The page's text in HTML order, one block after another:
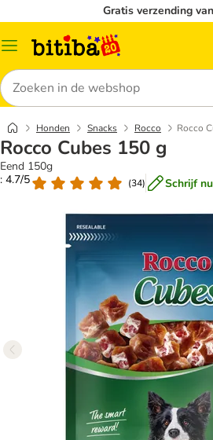
Gratis verzending
Catalogusmenu
Zoeken
Honden Snacks Rocco Rocco
Rocco Cubes 150 g
Eend 150g
: 4.7/5
(34) Schrijf nu